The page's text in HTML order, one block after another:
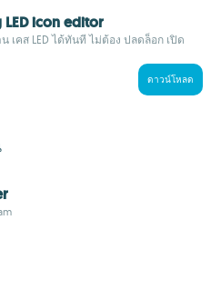
LED icon editor
เคส LED ได้ทันที ไม่ต้อง ปลดล็อก เปิด
ดาวน์โหลด